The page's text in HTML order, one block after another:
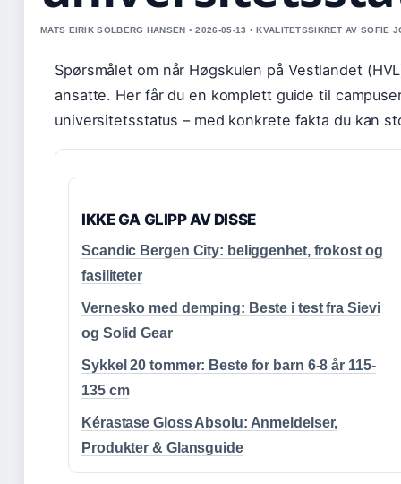
MATS EIRIK SOLBERG HANSEN • 2026-05-13 • KVALITETSSIKRET AV SOFIE
Spørsmålet om når Høgskulen på Vestlandet
ansatte. Her får du en komplett guide til
universitetsstatus – med konkrete fakta du kan
IKKE GA GLIPP AV DISSE
Scandic Bergen City: beliggenhet, frokost og
fasiliteter
Vernesko med demping: Beste i test fra Sievi
og Solid Gear
Sykkel 20 tommer: Beste for barn 6-8 år 115-
135 cm
Kérastase Gloss Absolu: Anmeldelser,
Produkter & Glansguide